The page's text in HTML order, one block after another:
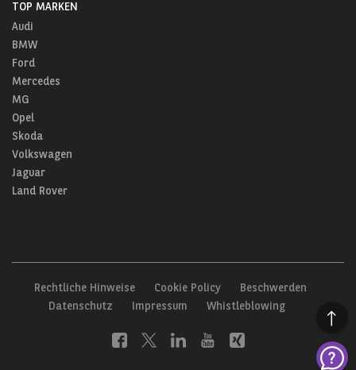
TOP MARKEN
Audi
BMW
Ford
Mercedes
MG
Opel
Skoda
Volkswagen
Jaguar
Land Rover
Rechtliche Hinweise Cookie Policy
Beschwerden
Datenschutz
Impressum Whistleblowing